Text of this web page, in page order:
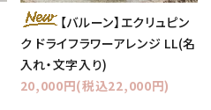
【バルーン】エクリュピン
ク ドライフラワーアレンジ LL(名
入れ・文字入り)
20,000円(税込22,000円)